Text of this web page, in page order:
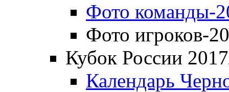
Фото команды-
Фото игроков-
Кубок России
Календарь